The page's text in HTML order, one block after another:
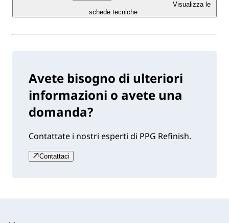
Visualizza le
schede tecniche
Avete bisogno di ulteriori
informazioni o avete una
domanda?
Contattate i nostri esperti di PPG Refinish.
Contattaci